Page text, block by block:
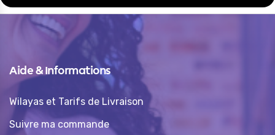
Aide & Informations
Wilayas et Tarifs de Livraison
Suivre ma commande